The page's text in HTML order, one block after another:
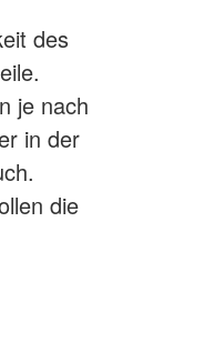
des
je nach
in der
die